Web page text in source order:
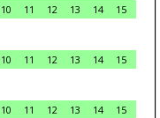
10 11 12 13 14
15
10 11 12 13 14
15
10 11 12 13 14
15